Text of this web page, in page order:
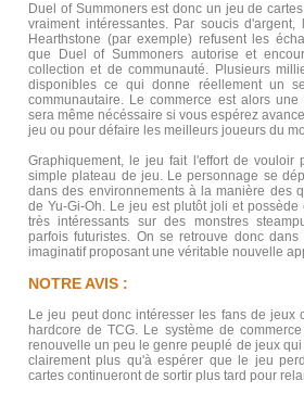
Duel of Summoners est donc un jeu de
vraiment intéressantes. Par soucis
Hearthstone (par exemple) refusent les
que Duel of Summoners autorise et
collection et de communauté. Plusieurs
disponibles ce qui donne réellement un
communautaire. Le commerce est alors
sera même nécéssaire si vous espérez
jeu ou pour défaire les meilleurs joueurs du
Graphiquement, le jeu fait l'effort de vouloir
simple plateau de jeu. Le personnage se
dans des environnements à la manière des
de Yu-Gi-Oh. Le jeu est plutôt joli et
très intéressants sur des monstres
parfois futuristes. On se retrouve donc
imaginatif proposant une véritable nouvelle
NOTRE AVIS :
Le jeu peut donc intéresser les fans de jeux
hardcore de TCG. Le système de
renouvelle un peu le genre peuplé de jeux
clairement plus qu'à espérer que le jeu
cartes continueront de sortir plus tard pour